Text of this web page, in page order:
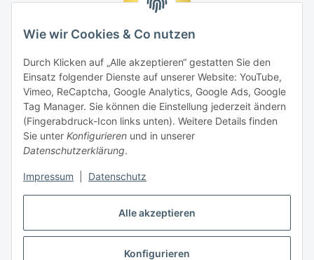
Alle akzeptieren
Konfigurieren
Wie wir Cookies & Co nutzen
Durch Klicken auf „Alle akzeptieren“ gestatten Sie den
Einsatz folgender Dienste auf unserer Website: YouTube,
Vimeo, ReCaptcha, Google Analytics, Google Ads, Google
Tag Manager. Sie können die Einstellung jederzeit ändern
(Fingerabdruck-Icon links unten). Weitere Details finden
Sie unter Konfigurieren und in unserer
Datenschutzerklärung.
Impressum Datenschutz